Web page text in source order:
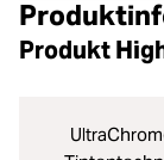
Produkt